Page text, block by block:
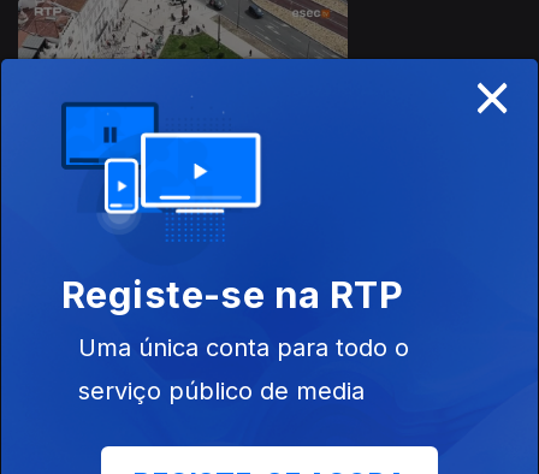
Ep. 13
×
Registe-se na RTP
Uma única conta para todo o
serviço público de media